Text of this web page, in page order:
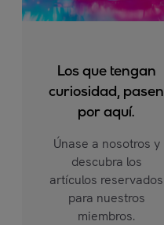
Los que tengan
curiosidad, pasen
por aquí.
Únase a nosotros y
descubra los
artículos reservados
para nuestros
miembros.